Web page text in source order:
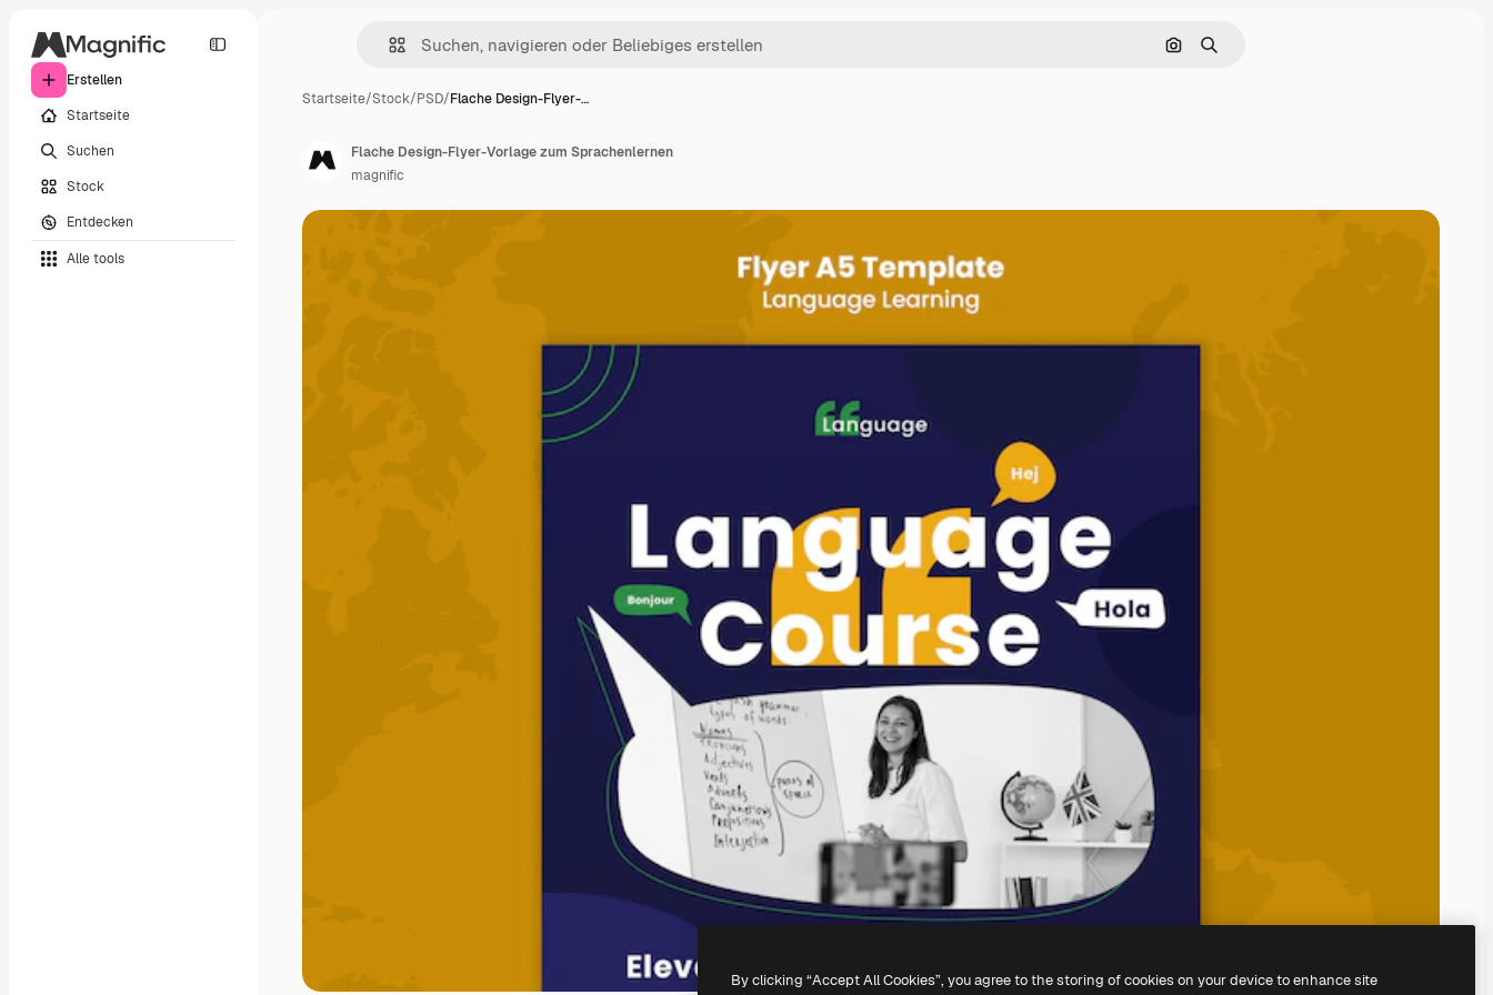
Erstellen
Startseite
Suchen
Stock
Entdecken
Alle tools
Nach Bild suchen
Suchen
Startseite/Stock/PSD/Flache Design-Flyer-…
Flache Design-Flyer-Vorlage zum Sprachenlernen
magnific
By clicking “Accept All Cookies”, you agree to the storing of cookies on your device to enhance site